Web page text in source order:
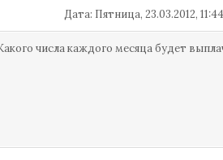
Дата: Пятница, 23.03.2012,
числа каждого месяца будет